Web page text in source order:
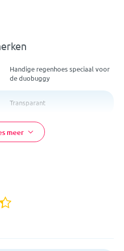
Handige regenhoes speciaal voor
de duobuggy
Transparant
meer